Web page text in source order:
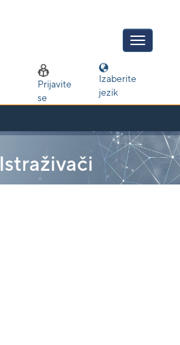
Prijavite
se
Izaberite
jezik
Istraživači